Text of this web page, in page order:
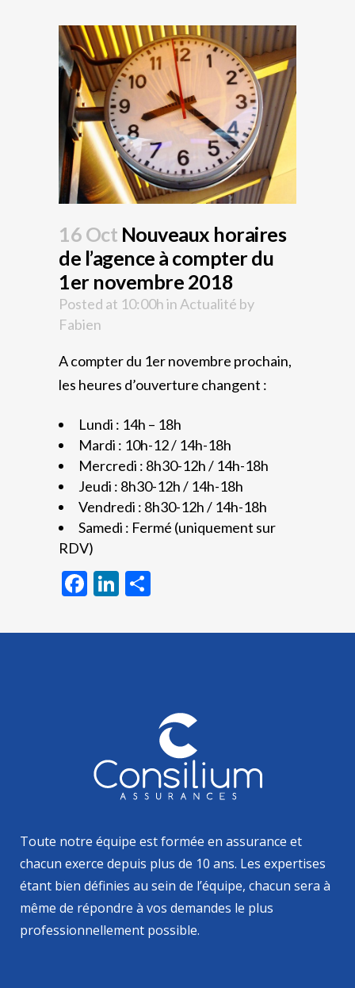
16 Oct Nouveaux horaires
de l’agence à compter du
1er novembre 2018
Posted at 10:00hin Actualité by
Fabien
A compter du 1er novembre prochain,
les heures d’ouverture changent :
Lundi : 14h – 18h
Mardi : 10h-12 / 14h-18h
Mercredi : 8h30-12h / 14h-18h
Jeudi : 8h30-12h / 14h-18h
Vendredi : 8h30-12h / 14h-18h
Samedi : Fermé (uniquement sur
RDV)
Facebook
LinkedIn
Toute notre équipe est formée en assurance et
chacun exerce depuis plus de 10 ans. Les expertises
étant bien définies au sein de l’équipe, chacun sera à
même de répondre à vos demandes le plus
professionnellement possible.